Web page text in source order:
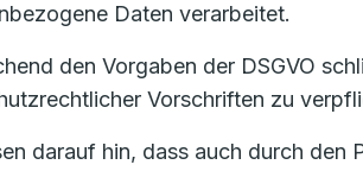
Daten verarbeitet.
den Vorgaben der DSGVO
Vorschriften zu
darauf hin, dass auch durch den